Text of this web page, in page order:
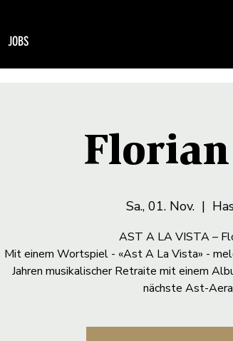
JOBS
Sa., 01. Nov.
  |
AST A LA VISTA –
Mit einem Wortspiel - «Ast A La Vista» -
Jahren musikalischer Retraite mit einem
nächste Ast-